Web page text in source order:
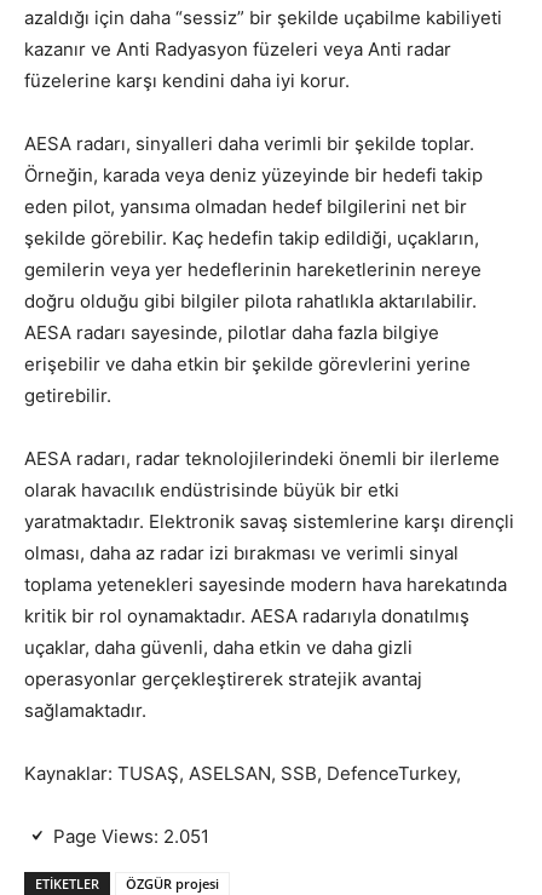
azaldığı için daha “sessiz” bir şekilde uçabilme kabiliyeti
kazanır ve Anti Radyasyon füzeleri veya Anti radar
füzelerine karşı kendini daha iyi korur.
AESA radarı, sinyalleri daha verimli bir şekilde toplar.
Örneğin, karada veya deniz yüzeyinde bir hedefi takip
eden pilot, yansıma olmadan hedef bilgilerini net bir
şekilde görebilir. Kaç hedefin takip edildiği, uçakların,
gemilerin veya yer hedeflerinin hareketlerinin nereye
doğru olduğu gibi bilgiler pilota rahatlıkla aktarılabilir.
AESA radarı sayesinde, pilotlar daha fazla bilgiye
erişebilir ve daha etkin bir şekilde görevlerini yerine
getirebilir.
AESA radarı, radar teknolojilerindeki önemli bir ilerleme
olarak havacılık endüstrisinde büyük bir etki
yaratmaktadır. Elektronik savaş sistemlerine karşı dirençli
olması, daha az radar izi bırakması ve verimli sinyal
toplama yetenekleri sayesinde modern hava harekatında
kritik bir rol oynamaktadır. AESA radarıyla donatılmış
uçaklar, daha güvenli, daha etkin ve daha gizli
operasyonlar gerçekleştirerek stratejik avantaj
sağlamaktadır.
Kaynaklar: TUSAŞ, ASELSAN, SSB, DefenceTurkey,
Page Views: 2.051
ETIKETLER ÖZGÜR projesi